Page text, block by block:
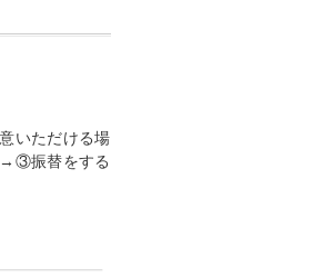
いただける場
振替をする